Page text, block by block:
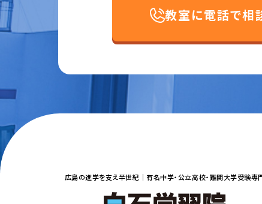
教室に電話で相
広島の進学を支え半世紀｜有名中学・公立高校・難関大学受験専